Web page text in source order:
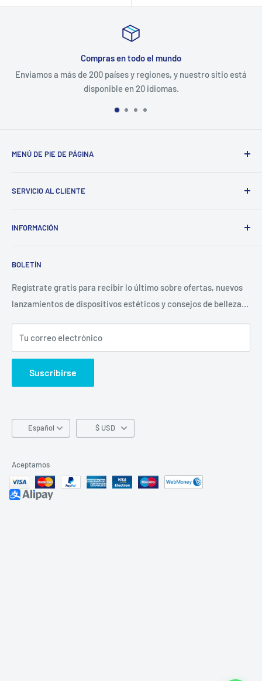
venta
venta
Compras en todo el mundo
Enviamos a más de 200 países y regiones, y nuestro sitio está
disponible en 20 idiomas.
MENÚ DE PIE DE PÁGINA
Informar de infracción
SERVICIO AL CLIENTE
Contacte con nosotros
MoneyGram
Seguimiento del pedido
INFORMACIÓN
Política de envíos
Política de privacidad
Condiciones de uso
BOLETÍN
Regístrate gratis para recibir lo último sobre ofertas, nuevos
lanzamientos de dispositivos estéticos y consejos de belleza…
Tu correo electrónico
Suscribirse
IdiomaEspañol $ USD
Aceptamos